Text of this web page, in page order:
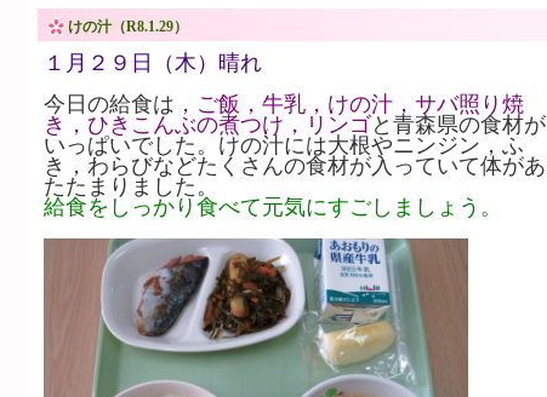
けの汁（R8.1.29）
１月２９日（木）晴れ
今日の給食は， ご飯，牛乳，けの汁，サバ照り焼
き，ひきこんぶの煮つけ，リンゴと青森県の食材が
いっぱいでした。けの汁には大根やニンジン，ふ
き，わらびなどたくさんの食材が入っていて体があ
たたまりました。
給食をしっかり食べて元気にすごしましょう。